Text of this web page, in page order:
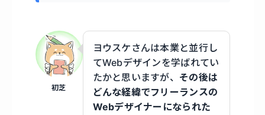
初芝
ヨウスケさんは本業と並行し
てWebデザインを学ばれてい
たかと思いますが、 その後は
どんな経緯でフリーランスの
Webデザイナーになられた